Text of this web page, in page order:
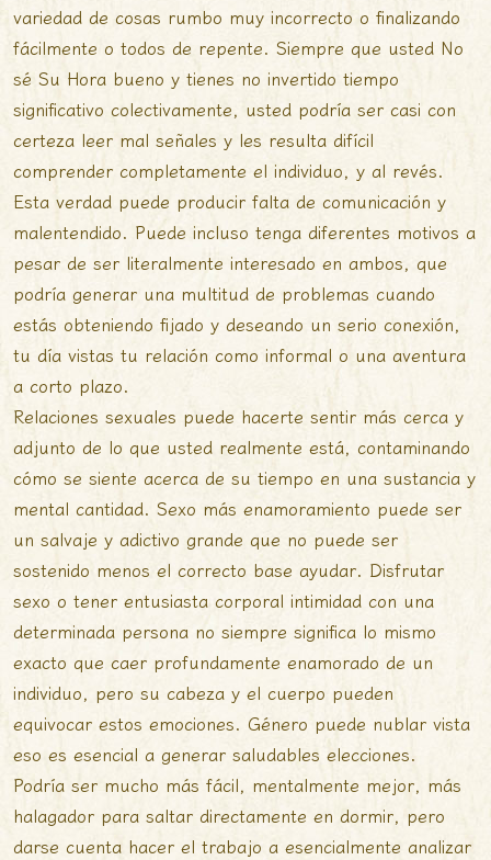
variedad de cosas rumbo muy incorrecto o finalizando
fácilmente o todos de repente. Siempre que usted No
sé Su Hora bueno y tienes no invertido tiempo
significativo colectivamente, usted podría ser casi con
certeza leer mal señales y les resulta difícil
comprender completamente el individuo, y al revés.
Esta verdad puede producir falta de comunicación y
malentendido. Puede incluso tenga diferentes motivos a
pesar de ser literalmente interesado en ambos, que
podría generar una multitud de problemas cuando
estás obteniendo fijado y deseando un serio conexión,
tu día vistas tu relación como informal o una aventura
a corto plazo.
Relaciones sexuales puede hacerte sentir más cerca y
adjunto de lo que usted realmente está, contaminando
cómo se siente acerca de su tiempo en una sustancia y
mental cantidad. Sexo más enamoramiento puede ser
un salvaje y adictivo grande que no puede ser
sostenido menos el correcto base ayudar. Disfrutar
sexo o tener entusiasta corporal intimidad con una
determinada persona no siempre significa lo mismo
exacto que caer profundamente enamorado de un
individuo, pero su cabeza y el cuerpo pueden
equivocar estos emociones. Género puede nublar vista
eso es esencial a generar saludables elecciones.
Podría ser mucho más fácil, mentalmente mejor, más
halagador para saltar directamente en dormir, pero
darse cuenta hacer el trabajo a esencialmente analizar